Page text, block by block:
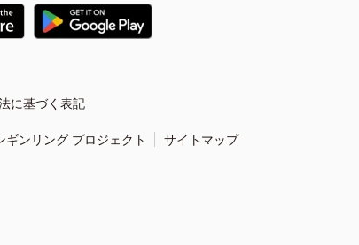
に基づく表記
ギンリング プロジェクト サイトマップ